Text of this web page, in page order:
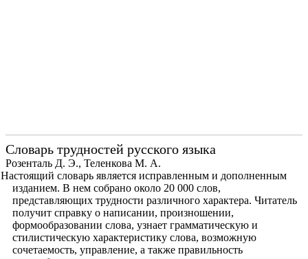
Словарь трудностей русского языка
Розенталь Д. Э., Теленкова М. А.
Настоящий словарь является исправленным и дополненным
изданием. В нем собрано около 20 000 слов,
представляющих трудности различного характера. Читатель
получит справку о написании, произношении,
формообразовании слова, узнает грамматическую и
стилистическую характеристику слова, возможную
сочетаемость, управление, а также правильность